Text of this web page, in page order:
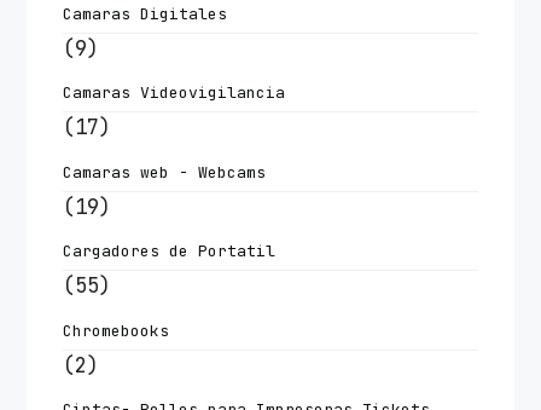
Camaras Digitales
(9)
Camaras Videovigilancia
(17)
Camaras web - Webcams
(19)
Cargadores de Portatil
(55)
Chromebooks
(2)